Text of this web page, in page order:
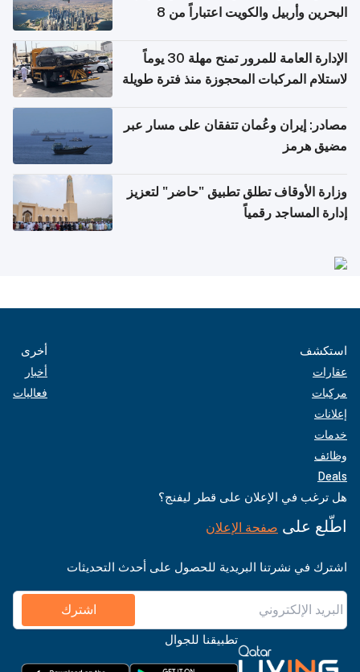
البحرين وأربيل والكويت اعتباراً من 8
الإدارة العامة للمرور تمنح مهلة 30 يوماً
لاستلام المركبات المحجوزة منذ فترة طويلة
مصادر: إيران وعُمان تتفقان على مسار عبر
مضيق هرمز
وزارة الأوقاف تطلق تطبيق "حاضر" لتعزيز
إدارة المساجد رقمياً
استكشف
عقارات
مركبات
إعلانات
خدمات
وظائف
Deals
أخرى
أخبار
فعاليات
هل ترغب في الإعلان على قطر ليفنج؟
اطّلع على صفحة الإعلان
اشترك في نشرتنا البريدية للحصول على أحدث التحديثات
اشترك
تطبيقنا للجوال